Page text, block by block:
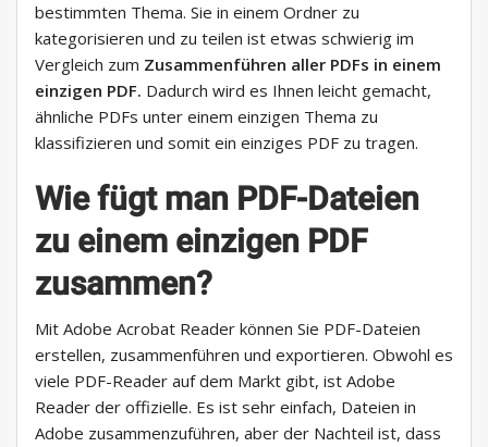
bestimmten Thema. Sie in einem Ordner zu
kategorisieren und zu teilen ist etwas schwierig im
Vergleich zum Zusammenführen aller PDFs in einem
einzigen PDF. Dadurch wird es Ihnen leicht gemacht,
ähnliche PDFs unter einem einzigen Thema zu
klassifizieren und somit ein einziges PDF zu tragen.
Wie fügt man PDF-Dateien
zu einem einzigen PDF
zusammen?
Mit Adobe Acrobat Reader können Sie PDF-Dateien
erstellen, zusammenführen und exportieren. Obwohl es
viele PDF-Reader auf dem Markt gibt, ist Adobe
Reader der offizielle. Es ist sehr einfach, Dateien in
Adobe zusammenzuführen, aber der Nachteil ist, dass